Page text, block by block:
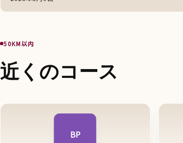
50KM以内
近くのコース
BP